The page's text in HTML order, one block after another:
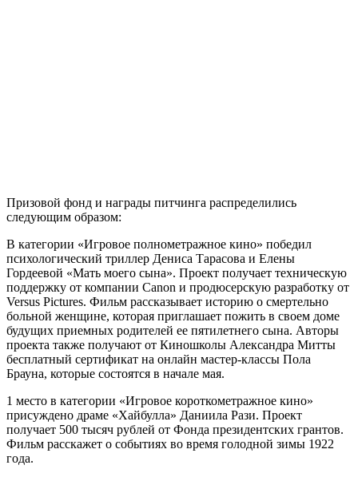
Призовой фонд и награды питчинга распределились
следующим образом:
В категории «Игровое полнометражное кино» победил
психологический триллер Дениса Тарасова и Елены
Гордеевой «Мать моего сына». Проект получает техническую
поддержку от компании Canon и продюсерскую разработку от
Versus Pictures. Фильм рассказывает историю о смертельно
больной женщине, которая приглашает пожить в своем доме
будущих приемных родителей ее пятилетнего сына. Авторы
проекта также получают от Киношколы Александра Митты
бесплатный сертификат на онлайн мастер-классы Пола
Брауна, которые состоятся в начале мая.
1 место в категории «Игровое короткометражное кино»
присуждено драме «Хайбулла» Даниила Рази. Проект
получает 500 тысяч рублей от Фонда президентских грантов.
Фильм расскажет о событиях во время голодной зимы 1922
года.